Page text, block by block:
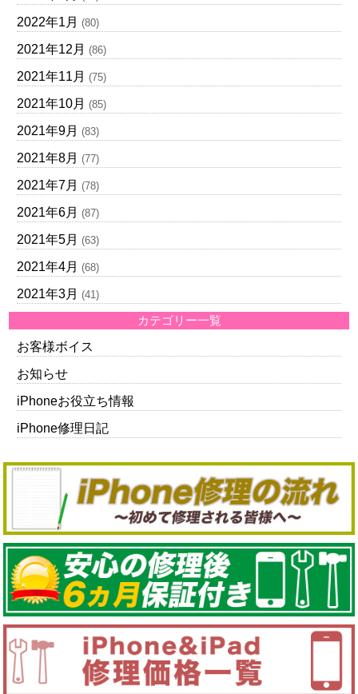
2022年1月 (80)
2021年12月 (86)
2021年11月 (75)
2021年10月 (85)
2021年9月 (83)
2021年8月 (77)
2021年7月 (78)
2021年6月 (87)
2021年5月 (63)
2021年4月 (68)
2021年3月 (41)
カテゴリー一覧
お客様ボイス
お知らせ
iPhoneお役立ち情報
iPhone修理日記